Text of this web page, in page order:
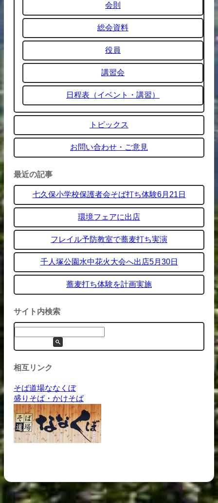
会則
総会資料
役員
講習会
日程表（イベント・講習）
トピックス
お問い合わせ・ご意見
最近の記事
七久保小学校保護者会そば打ち体験6月21日
環境フェアに出店
フレイル予防教室で蕎麦打ち実演
千人塚公園水中花火大会へ出店5月30日
蕎麦打ち体験を計画実施
サイト内検索
相互リンク
そば道場ななくぼ
盛りそば・かけそば